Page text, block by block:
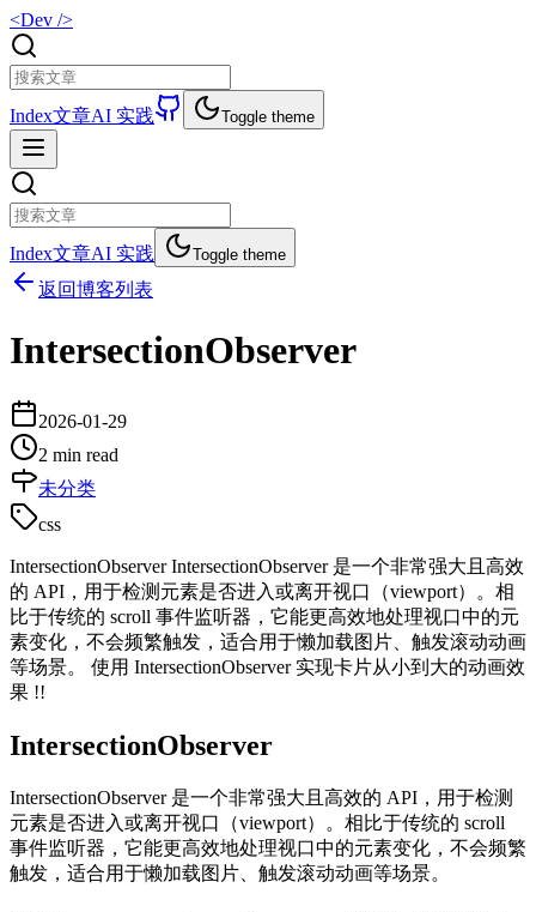
<Dev />
Index文章AI 实践 Toggle theme
Index文章AI 实践 Toggle theme
返回博客列表
IntersectionObserver
2026-01-29
2 min read
未分类
css
IntersectionObserver IntersectionObserver 是一个非常强大且高效
的 API，用于检测元素是否进入或离开视口（viewport）。相
比于传统的 scroll 事件监听器，它能更高效地处理视口中的元
素变化，不会频繁触发，适合用于懒加载图片、触发滚动动画
等场景。 使用 IntersectionObserver 实现卡片从小到大的动画效
果 !!
IntersectionObserver
IntersectionObserver 是一个非常强大且高效的 API，用于检测
元素是否进入或离开视口（viewport）。相比于传统的 scroll
事件监听器，它能更高效地处理视口中的元素变化，不会频繁
触发，适合用于懒加载图片、触发滚动动画等场景。